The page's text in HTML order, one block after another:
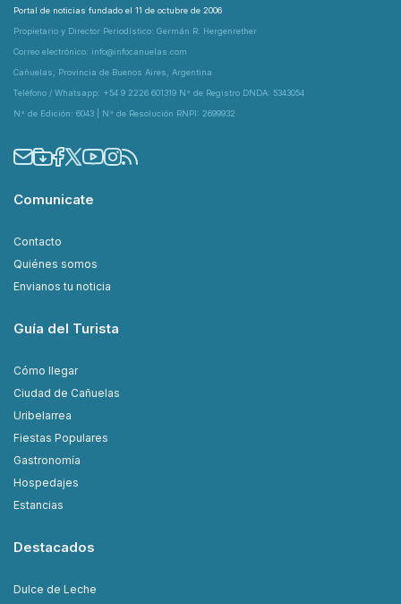
Portal de noticias fundado el 11 de octubre de 2006
Propietario y Director Periodístico: Germán R. Hergenrether
Correo electrónico: info@infocanuelas.com
Cañuelas, Provincia de Buenos Aires, Argentina
Teléfono / Whatsapp: +54 9 2226 601319 N° de Registro DNDA: 5343054
N° de Edición: 6043 | N° de Resolución RNPI: 2699932
Comunicate
Contacto
Quiénes somos
Envianos tu noticia
Guía del Turista
Cómo llegar
Ciudad de Cañuelas
Uribelarrea
Fiestas Populares
Gastronomía
Hospedajes
Estancias
Destacados
Dulce de Leche